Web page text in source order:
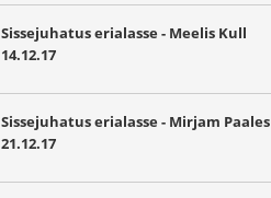
Sissejuhatus erialasse - Meelis Kull
14.12.17
Sissejuhatus erialasse - Mirjam Paales
21.12.17